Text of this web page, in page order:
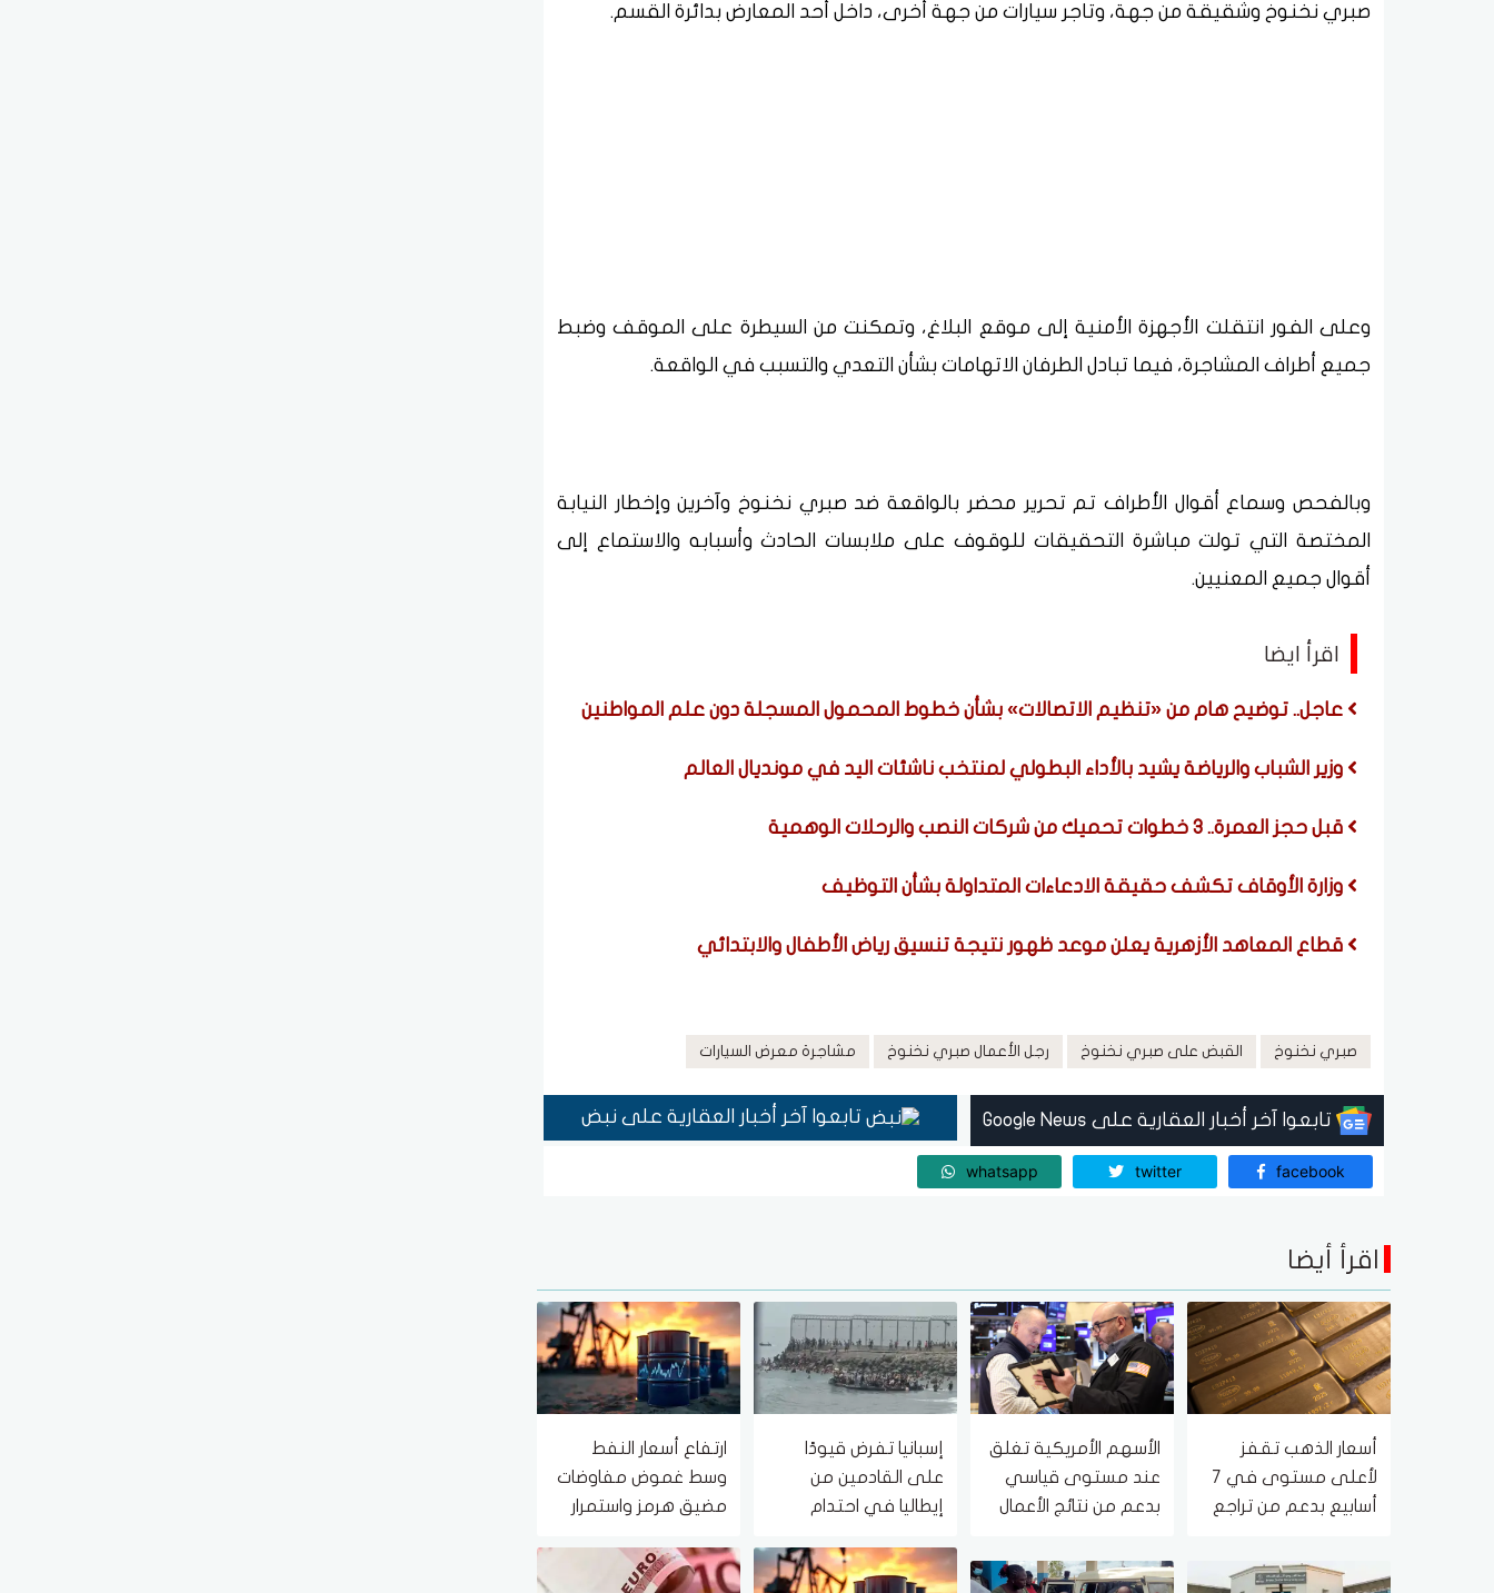
صبري نخنوخ وشقيقة من جهة، وتاجر سيارات من جهة أخرى، داخل أحد المعارض بدائرة القسم.
وعلى الفور انتقلت الأجهزة الأمنية إلى موقع البلاغ، وتمكنت من السيطرة على الموقف وضبط
جميع أطراف المشاجرة، فيما تبادل الطرفان الاتهامات بشأن التعدي والتسبب في الواقعة.
وبالفحص وسماع أقوال الأطراف تم تحرير محضر بالواقعة ضد صبري نخنوخ وآخرين وإخطار النيابة
المختصة التي تولت مباشرة التحقيقات للوقوف على ملابسات الحادث وأسبابه والاستماع إلى
أقوال جميع المعنيين.
اقرأ ايضا
عاجل.. توضيح هام من «تنظيم الاتصالات» بشأن خطوط المحمول المسجلة دون علم المواطنين
وزير الشباب والرياضة يشيد بالأداء البطولي لمنتخب ناشئات اليد في مونديال العالم
قبل حجز العمرة.. 3 خطوات تحميك من شركات النصب والرحلات الوهمية
وزارة الأوقاف تكشف حقيقة الادعاءات المتداولة بشأن التوظيف
قطاع المعاهد الأزهرية يعلن موعد ظهور نتيجة تنسيق رياض الأطفال والابتدائي
صبري نخنوخ القبض على صبري نخنوخ رجل الأعمال صبري نخنوخ مشاجرة معرض السيارات
تابعوا آخر أخبار العقارية على Google News تابعوا آخر أخبار العقارية على نبض
facebook
twitter
whatsapp
اقرأ أيضا
أسعار الذهب تقفز
لأعلى مستوى في 7
أسابيع بدعم من تراجع
الأسهم الأمريكية تغلق
عند مستوى قياسي
بدعم من نتائج الأعمال
الفائدة
إسبانيا تفرض قيودًا
على القادمين من
إيطاليا في احتدام
ارتفاع أسعار النفط
وسط غموض مفاوضات
مضيق هرمز واستمرار